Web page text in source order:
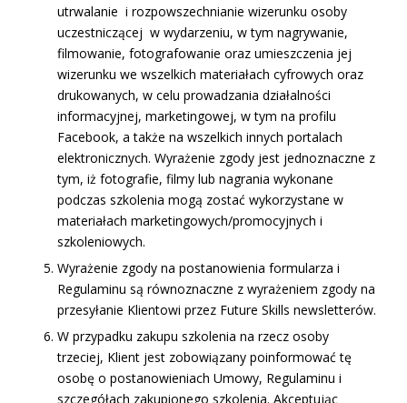
utrwalanie i rozpowszechnianie wizerunku osoby
uczestniczącej w wydarzeniu, w tym nagrywanie,
filmowanie, fotografowanie oraz umieszczenia jej
wizerunku we wszelkich materiałach cyfrowych oraz
drukowanych, w celu prowadzania działalności
informacyjnej, marketingowej, w tym na profilu
Facebook, a także na wszelkich innych portalach
elektronicznych. Wyrażenie zgody jest jednoznaczne z
tym, iż fotografie, filmy lub nagrania wykonane
podczas szkolenia mogą zostać wykorzystane w
materiałach marketingowych/promocyjnych i
szkoleniowych.
Wyrażenie zgody na postanowienia formularza i
Regulaminu są równoznaczne z wyrażeniem zgody na
przesyłanie Klientowi przez Future Skills newsletterów.
W przypadku zakupu szkolenia na rzecz osoby
trzeciej, Klient jest zobowiązany poinformować tę
osobę o postanowieniach Umowy, Regulaminu i
szczegółach zakupionego szkolenia. Akceptując